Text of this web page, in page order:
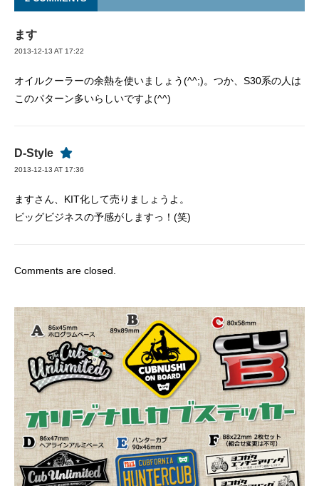
ます
2013-12-13 AT 17:22
オイルクーラーの余熱を使いましょう(^^;)。つか、S30系の人は
このパターン多いらしいですよ(^^)
D-Style
2013-12-13 AT 17:36
ますさん、KIT化して売りましょうよ。
ビッグビジネスの予感がしますっ！(笑)
Comments are closed.